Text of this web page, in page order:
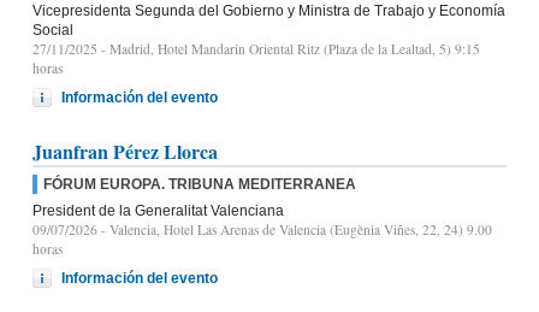
Vicepresidenta Segunda del Gobierno y Ministra de Trabajo y Economía
Social
27/11/2025 - Madrid, Hotel Mandarin Oriental Ritz (Plaza de la Lealtad, 5) 9:15
horas
Información del evento
Juanfran Pérez Llorca
FÓRUM EUROPA. TRIBUNA MEDITERRANEA
President de la Generalitat Valenciana
09/07/2026 - Valencia, Hotel Las Arenas de Valencia (Eugènia Viñes, 22, 24) 9.00
horas
Información del evento